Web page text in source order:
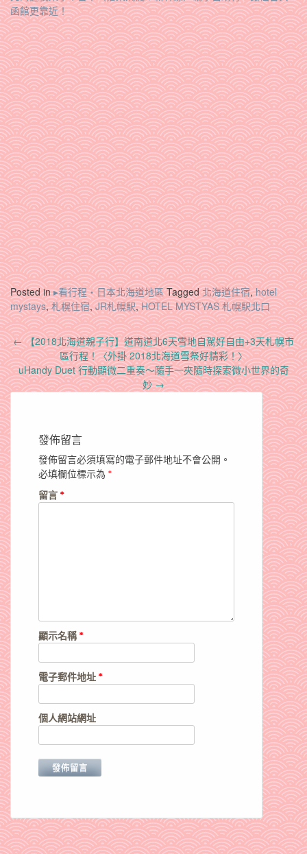
函館更靠近！
Posted in▸看行程‧日本北海道地區Tagged北海道住宿,hotel
mystays,札榥住宿,JR札幌駅,HOTEL MYSTYAS 札幌駅北口
Post
navigation
←【2018北海道親子行】道南道北6天雪地自駕好自由+3天札幌市
區行程！〈外掛 2018北海道雪祭好精彩！〉
uHandy Duet 行動顯微二重奏～隨手一夾隨時探索微小世界的奇
妙→
發佈留言
發佈留言必須填寫的電子郵件地址不會公開。
必填欄位標示為 *
留言 *
顯示名稱*
電子郵件地址 *
個人網站網址